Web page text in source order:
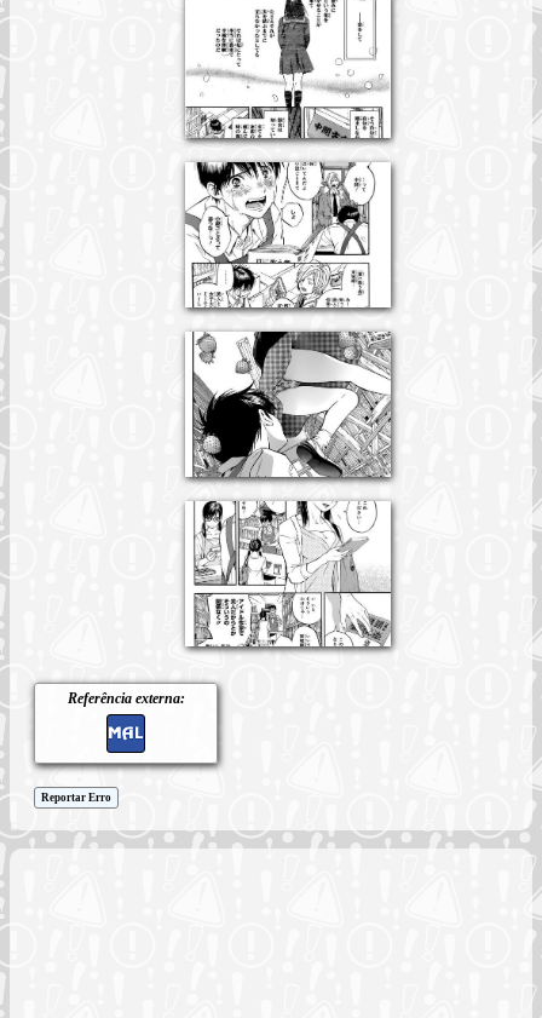
Referência externa:
Reportar Erro